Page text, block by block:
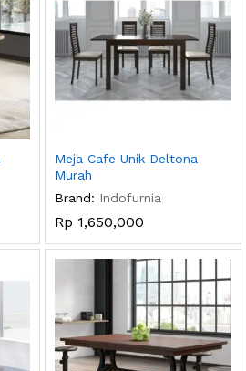
Meja Cafe Unik Deltona
Murah
Brand: Indofurnia
Rp 1,650,000